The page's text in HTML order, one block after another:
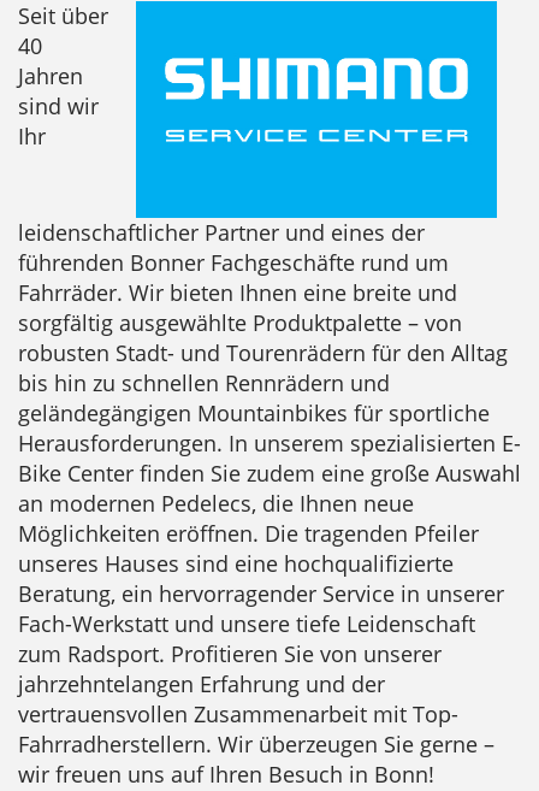
Seit über
40
Jahren
sind wir
Ihr
leidenschaftlicher Partner und eines der
führenden Bonner Fachgeschäfte rund um
Fahrräder. Wir bieten Ihnen eine breite und
sorgfältig ausgewählte Produktpalette – von
robusten Stadt- und Tourenrädern für den Alltag
bis hin zu schnellen Rennrädern und
geländegängigen Mountainbikes für sportliche
Herausforderungen. In unserem spezialisierten E-
Bike Center finden Sie zudem eine große Auswahl
an modernen Pedelecs, die Ihnen neue
Möglichkeiten eröffnen. Die tragenden Pfeiler
unseres Hauses sind eine hochqualifizierte
Beratung, ein hervorragender Service in unserer
Fach-Werkstatt und unsere tiefe Leidenschaft
zum Radsport. Profitieren Sie von unserer
jahrzehntelangen Erfahrung und der
vertrauensvollen Zusammenarbeit mit Top-
Fahrradherstellern. Wir überzeugen Sie gerne –
wir freuen uns auf Ihren Besuch in Bonn!